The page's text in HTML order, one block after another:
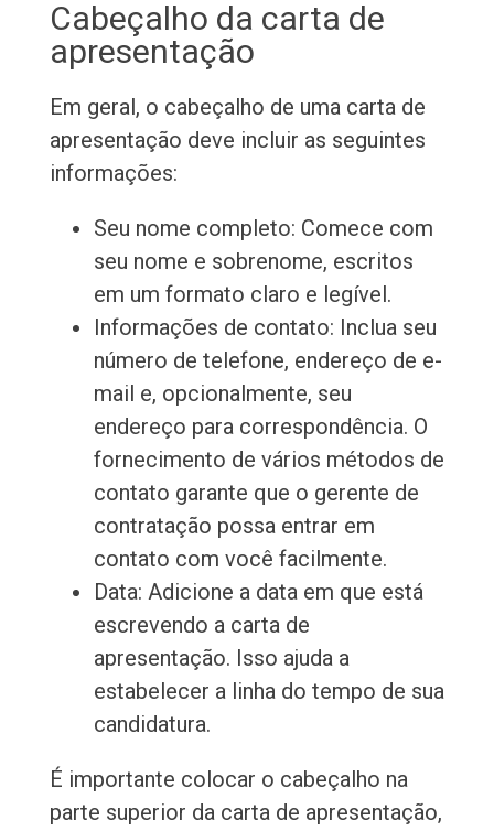
Cabeçalho da carta de
apresentação
Em geral, o cabeçalho de uma carta de
apresentação deve incluir as seguintes
informações:
Seu nome completo: Comece com
seu nome e sobrenome, escritos
em um formato claro e legível.
Informações de contato: Inclua seu
número de telefone, endereço de e-
mail e, opcionalmente, seu
endereço para correspondência. O
fornecimento de vários métodos de
contato garante que o gerente de
contratação possa entrar em
contato com você facilmente.
Data: Adicione a data em que está
escrevendo a carta de
apresentação. Isso ajuda a
estabelecer a linha do tempo de sua
candidatura.
É importante colocar o cabeçalho na
parte superior da carta de apresentação,